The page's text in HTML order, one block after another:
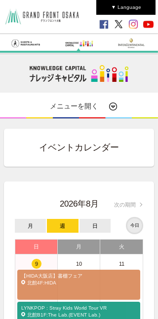
▼ Language
メニューを開く
イベントカレンダー
2026年8月 次の期間
月 週 日 今日
日 月 火
9
【HIDA大阪店】書棚フェア
北館4F:HIDA
LYNKPOP : Stray Kids World TourVR
北館B1F:The Lab.(EVENT Lab.)
10 11